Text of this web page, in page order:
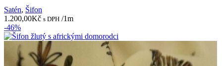
Satén, Šifon
1.200,00Kč s DPH /1m
-46%